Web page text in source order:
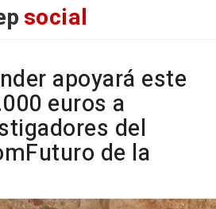
social
apoyará este
euros a
del
de la